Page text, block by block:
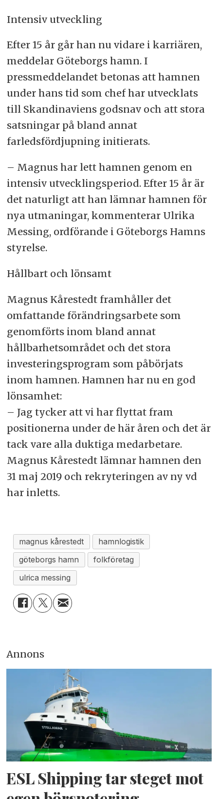
Intensiv utveckling
Efter 15 år går han nu vidare i karriären,
meddelar Göteborgs hamn. I
pressmeddelandet betonas att hamnen
under hans tid som chef har utvecklats
till Skandinaviens godsnav och att stora
satsningar på bland annat
farledsfördjupning initierats.
– Magnus har lett hamnen genom en
intensiv utvecklingsperiod. Efter 15 år är
det naturligt att han lämnar hamnen för
nya utmaningar, kommenterar Ulrika
Messing, ordförande i Göteborgs Hamns
styrelse.
Hållbart och lönsamt
Magnus Kårestedt framhåller det
omfattande förändringsarbete som
genomförts inom bland annat
hållbarhetsområdet och det stora
investeringsprogram som påbörjats
inom hamnen. Hamnen har nu en god
lönsamhet:
– Jag tycker att vi har flyttat fram
positionerna under de här åren och det är
tack vare alla duktiga medarbetare.
Magnus Kårestedt lämnar hamnen den
31 maj 2019 och rekryteringen av ny vd
har inletts.
magnus kårestedt
hamnlogistik
göteborgs hamn
folkföretag
ulrica messing
Annons
ESL Shipping tar steget mot